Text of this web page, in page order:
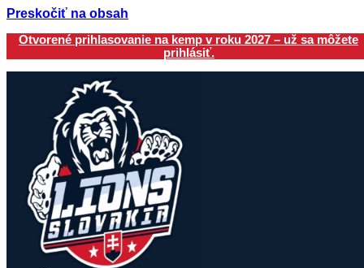
Preskočiť na obsah
Otvorené prihlasovanie na kemp v roku 2027 – už sa môžete
prihlásiť.